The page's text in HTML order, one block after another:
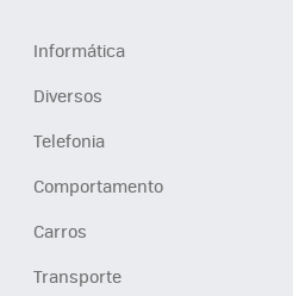
Informática
Diversos
Telefonia
Comportamento
Carros
Transporte